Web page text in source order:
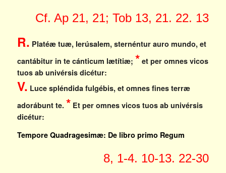
Cf. Ap 21, 21; Tob 13, 21. 22. 13
R. Platéæ tuæ, Ierúsalem, sternéntur auro mundo, et
cantábitur in te cánticum lætítiæ; * et per omnes vicos
tuos ab univérsis dicétur:
V. Luce spléndida fulgébis, et omnes fines terræ
adorábunt te. * Et per omnes vicos tuos ab univérsis
dicétur:
Tempore Quadragesimæ: De libro primo Regum
8, 1-4. 10-13. 22-30